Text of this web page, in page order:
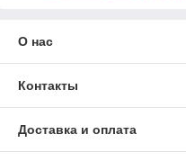
О нас
Контакты
Доставка и оплата